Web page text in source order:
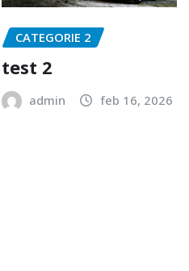
2
feb 16, 2026